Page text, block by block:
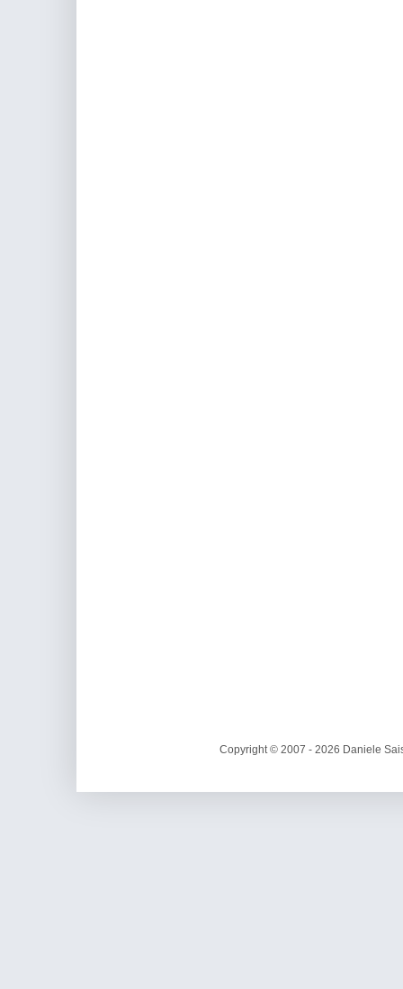
Copyright © 2007 - 2026 Daniele